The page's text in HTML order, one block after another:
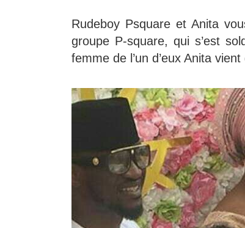
Rudeboy Psquare et Anita
groupe P-square, qui s’est
femme de l’un d’eux Anita